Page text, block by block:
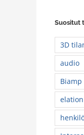
jakeluun Suomessa
Suositut
3D
audio
Biamp
elation